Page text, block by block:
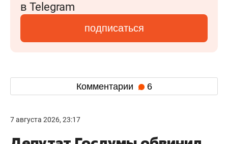
в Telegram
подписаться
Комментарии 6
7 августа 2026, 23:17